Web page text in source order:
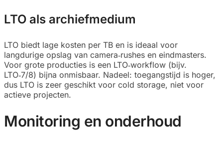
LTO als archiefmedium
LTO biedt lage kosten per TB en is ideaal voor
langdurige opslag van camera‑rushes en eindmasters.
Voor grote producties is een LTO‑workflow (bijv.
LTO‑7/8) bijna onmisbaar. Nadeel: toegangstijd is hoger,
dus LTO is zeer geschikt voor cold storage, niet voor
actieve projecten.
Monitoring en onderhoud